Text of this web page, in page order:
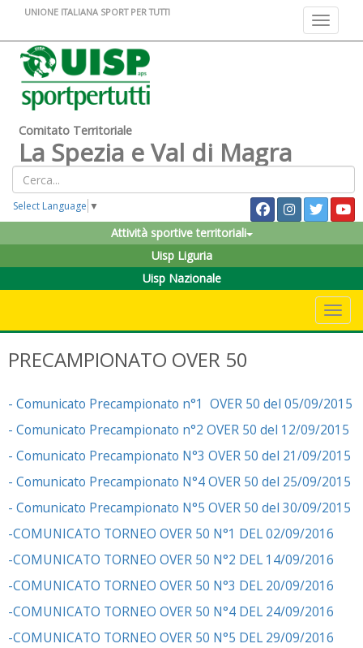
Toggle
UNIONE ITALIANA SPORT PER TUTTI
Comitato Territoriale
La Spezia e Val di Magra
Select Language ▼
Attività sportive territoriali
Uisp Liguria
Uisp Nazionale
PRECAMPIONATO OVER 50
- Comunicato Precampionato n°1 OVER 50 del 05/09/2015
- Comunicato Precampionato n°2 OVER 50 del 12/09/2015
- Comunicato Precampionato N°3 OVER 50 del 21/09/2015
- Comunicato Precampionato N°4 OVER 50 del 25/09/2015
- Comunicato Precampionato N°5 OVER 50 del 30/09/2015
-COMUNICATO TORNEO OVER 50 N°1 DEL 02/09/2016
-COMUNICATO TORNEO OVER 50 N°2 DEL 14/09/2016
-COMUNICATO TORNEO OVER 50 N°3 DEL 20/09/2016
-COMUNICATO TORNEO OVER 50 N°4 DEL 24/09/2016
-COMUNICATO TORNEO OVER 50 N°5 DEL 29/09/2016